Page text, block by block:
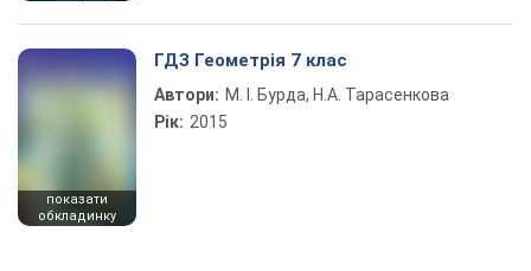
показати
обкладинку
ГДЗ Геометрія 7 клас
Автори: М. І. Бурда, Н.А. Тарасенкова
Рік: 2015